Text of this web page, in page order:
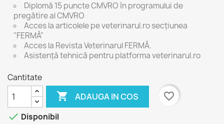
Diplomă 15 puncte CMVRO în programului de
pregătire al CMVRO
Acces la articolele pe veterinarul.ro secțiunea
"FERMĂ"
Acces la Revista Veterinarul FERMĂ.
Asistență tehnică pentru platforma veterinarul.ro
Cantitate
 ADAUGA IN COS
favorite_border
 Disponibil